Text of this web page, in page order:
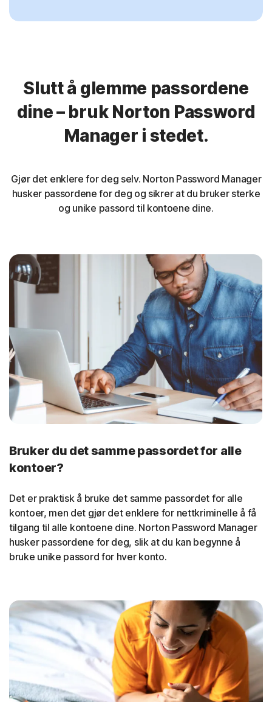
Slutt å glemme passordene
dine – bruk Norton Password
Manager i stedet.
Gjør det enklere for deg selv. Norton Password Manager
husker passordene for deg og sikrer at du bruker sterke
og unike passord til kontoene dine.
Bruker du det samme passordet for alle
kontoer?
Det er praktisk å bruke det samme passordet for alle
kontoer, men det gjør det enklere for nettkriminelle å få
tilgang til alle kontoene dine. Norton Password Manager
husker passordene for deg, slik at du kan begynne å
bruke unike passord for hver konto.